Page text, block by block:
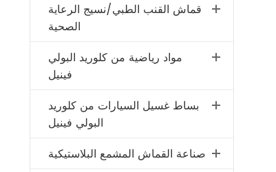
قماش القنب الطبي/نسيج الرعاية
الصحية
مواد رياضية من كلوريد البولي
فينيل
بساط غسيل السيارات من كلوريد
البولي فينيل
صناعة القماش المشمع البلاستيكية